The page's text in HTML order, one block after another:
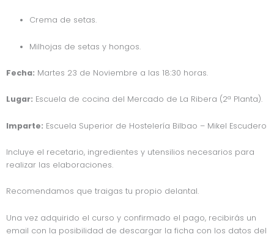
Crema de setas.
Milhojas de setas y hongos.
Fecha: Martes 23 de Noviembre a las 18:30 horas.
Lugar: Escuela de cocina del Mercado de La Ribera (2ª Planta).
Imparte: Escuela Superior de Hostelería Bilbao – Mikel Escudero
Incluye el recetario, ingredientes y utensilios necesarios para
realizar las elaboraciones.
Recomendamos que traigas tu propio delantal.
Una vez adquirido el curso y confirmado el pago, recibirás un
email con la posibilidad de descargar la ficha con los datos del